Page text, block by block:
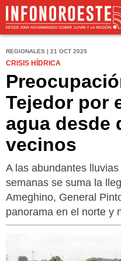
REGIONALES | 21 OCT 2025
CRISIS HÍDRICA
Tejedor por
agua desde
vecinos
A las abundantes
semanas se suma la
Ameghino, General
panorama en el norte y